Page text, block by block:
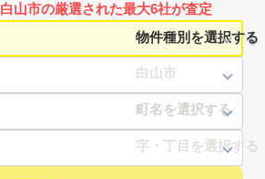
白山市の厳選された最大6社が査定